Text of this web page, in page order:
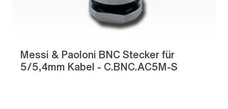
Messi & Paoloni BNC Stecker für
5/5,4mm Kabel - C.BNC.AC5M-S